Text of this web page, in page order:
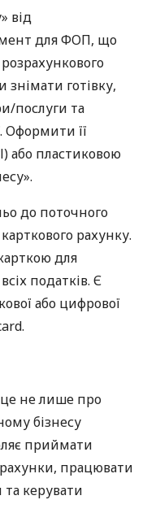
від
для ФОП, що
знімати готівку,
послуги та
Оформити її
або пластиковою
до поточного
рахунку.
для
податків. Є
або цифрової
не лише про
бізнесу
приймати
працювати
керувати